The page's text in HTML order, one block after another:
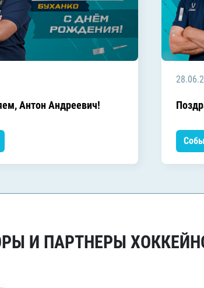
Антон Андреевич!
И ПАРТНЕРЫ